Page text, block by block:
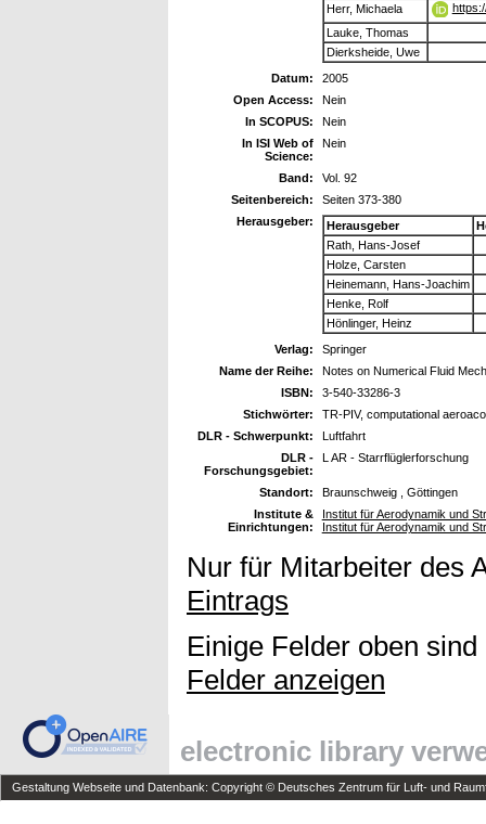
Herr, Michaela
Lauke, Thomas
Dierksheide, Uwe
Datum:
2005
Open Access:
Nein
In SCOPUS:
Nein
In ISI Web of
Science:
Nein
Band:
Vol. 92
Seitenbereich:
Seiten 373-380
Herausgeber:
Herausgeber
Rath, Hans-Josef
Holze, Carsten
Heinemann, Hans-Joachim
Henke, Rolf
Hönlinger, Heinz
Verlag:
Springer
Name der Reihe:
Notes on Numerical Fluid
ISBN:
3-540-33286-3
Stichwörter:
TR-PIV, computational
DLR - Schwerpunkt:
Luftfahrt
DLR -
Forschungsgebiet:
L AR - Starrflüglerforschung
Standort:
Braunschweig , Göttingen
Institute &
Einrichtungen:
Institut für Aerodynamik und
Institut für Aerodynamik und
Nur für Mitarbeiter des
Eintrags
Einige Felder oben
Felder anzeigen
electronic library
Gestaltung Webseite und Datenbank: Copyright © Deutsches Zentrum für Luft- und